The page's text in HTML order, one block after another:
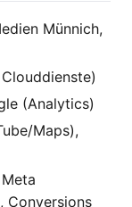
Münnich,
(Analytics)
Maps),
Conversions